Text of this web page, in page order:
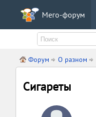
Мего-форум
Форум О разном
Сигареты